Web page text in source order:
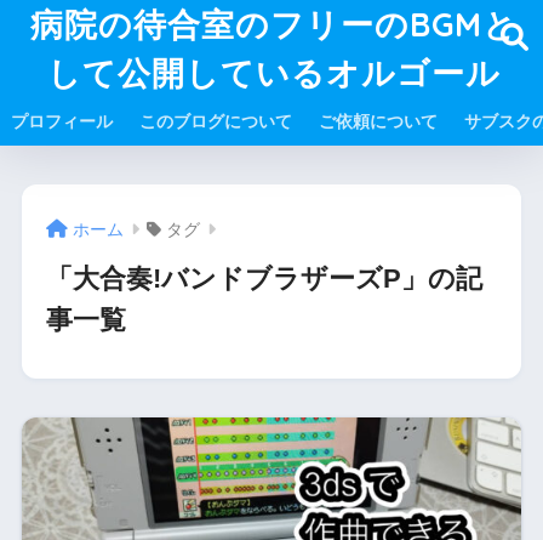
病院の待合室のフリーのBGMと
して公開しているオルゴール
プロフィール このブログについて ご依頼について サブスク
ホーム タグ
「大合奏!バンドブラザーズP」の記
事一覧